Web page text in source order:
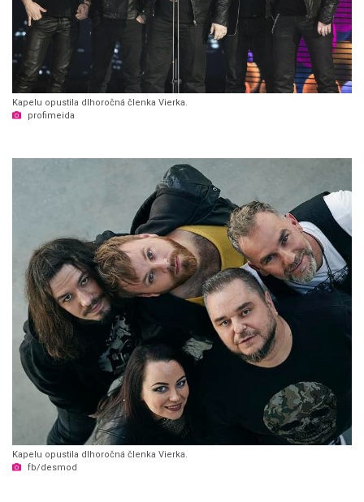
Kapelu opustila dlhoročná členka Vierka.
profimeida
Kapelu opustila dlhoročná členka Vierka.
fb/desmod